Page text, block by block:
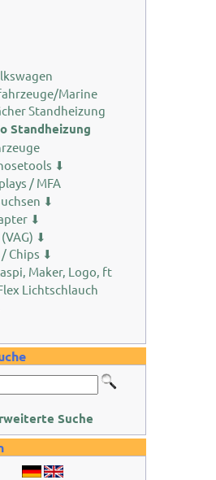
Marine
Standheizung
Standheizung
⬇
/ MFA
⬇
⬇
⬇
Chips ⬇
Maker, Logo, ft
Lichtschlauch
Suche